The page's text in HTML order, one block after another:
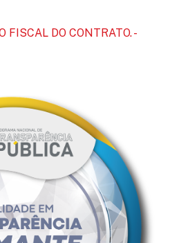
FISCAL DO CONTRATO. -